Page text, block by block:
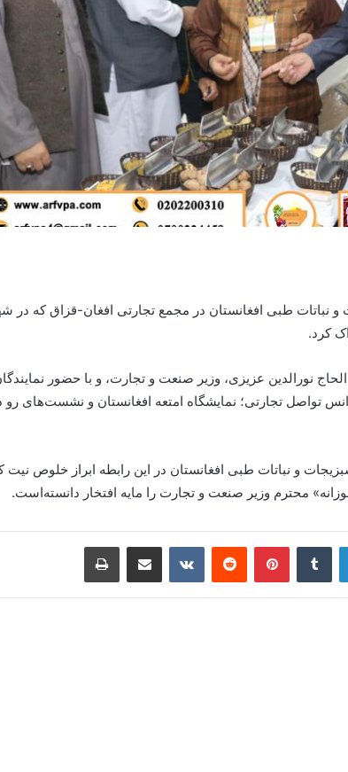
طبی افغانستان در مجمع تجارتی افغان-قزاق که در
کرد.
نورالدین عزیزی، وزیر صنعت و تجارت، و با حضور
تواصل تجارتی؛ نمایشگاه امتعه افغانستان و نشست‌های رو
و نباتات طبی افغانستان در این رابطه ابراز خلوص نیت
محترم وزیر صنعت و تجارت را مایه افتخار دانسته‌است.
LinkedIn
Tumblr
Pinterest
Reddit
VKontakte
Share via Email
Print